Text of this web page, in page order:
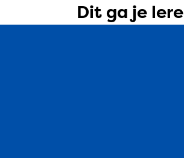
Dit ga je